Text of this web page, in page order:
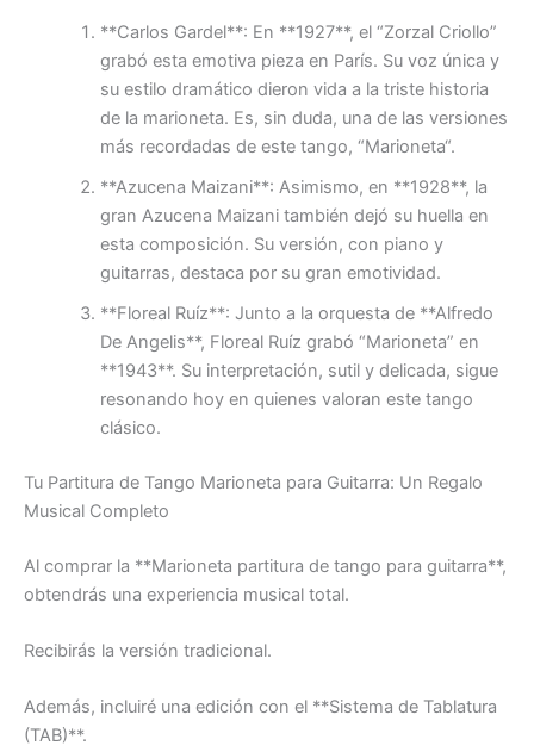
**Carlos Gardel**: En **1927**, el “Zorzal Criollo”
grabó esta emotiva pieza en París. Su voz única y
su estilo dramático dieron vida a la triste historia
de la marioneta. Es, sin duda, una de las versiones
más recordadas de este tango, “Marioneta“.
**Azucena Maizani**: Asimismo, en **1928**, la
gran Azucena Maizani también dejó su huella en
esta composición. Su versión, con piano y
guitarras, destaca por su gran emotividad.
**Floreal Ruíz**: Junto a la orquesta de **Alfredo
De Angelis**, Floreal Ruíz grabó “Marioneta” en
**1943**. Su interpretación, sutil y delicada, sigue
resonando hoy en quienes valoran este tango
clásico.
Tu Partitura de Tango Marioneta para Guitarra: Un Regalo
Musical Completo
Al comprar la **Marioneta partitura de tango para guitarra**,
obtendrás una experiencia musical total.
Recibirás la versión tradicional.
Además, incluiré una edición con el **Sistema de Tablatura
(TAB)**.